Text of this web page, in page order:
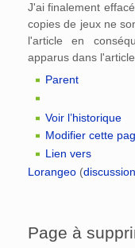
J'ai finalement
copies de jeux ne
l'article en
apparus dans
Parent
Voir l’historique
Modifier cette
Lien vers
Lorangeo (discussion
Page à